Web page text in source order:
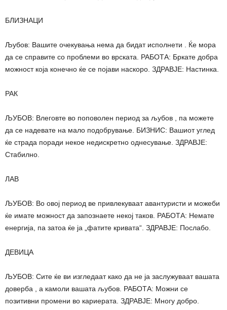
БЛИЗНАЦИ
Љубов: Вашите очекувања нема да бидат исполнети . Ќе мора
да се справите со проблеми во врската. РАБОТА: Бркате добра
можност која конечно ќе се појави наскоро. ЗДРАВЈЕ: Настинка.
РАК
ЉУБОВ: Влеговте во поповолен период за љубов , па можете
да се надевате на мало подобрување. БИЗНИС: Вашиот углед
ќе страда поради некое недискретно однесување. ЗДРАВЈЕ:
Стабилно.
ЛАВ
ЉУБОВ: Во овој период ве привлекуваат авантуристи и можеби
ќе имате можност да запознаете некој таков. РАБОТА: Немате
енергија, па затоа ќе ја „фатите кривата“. ЗДРАВЈЕ: Послабо.
ДЕВИЦА
ЉУБОВ: Сите ќе ви изгледаат како да не ја заслужуваат вашата
доверба , а камоли вашата љубов. РАБОТА: Можни се
позитивни промени во кариерата. ЗДРАВЈЕ: Многу добро.